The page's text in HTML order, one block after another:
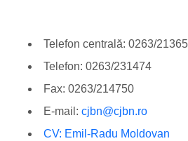
Telefon centrală: 0263/
Telefon: 0263/231474
Fax: 0263/214750
E-mail: cjbn@cjbn.ro
CV: Emil-Radu Moldovan